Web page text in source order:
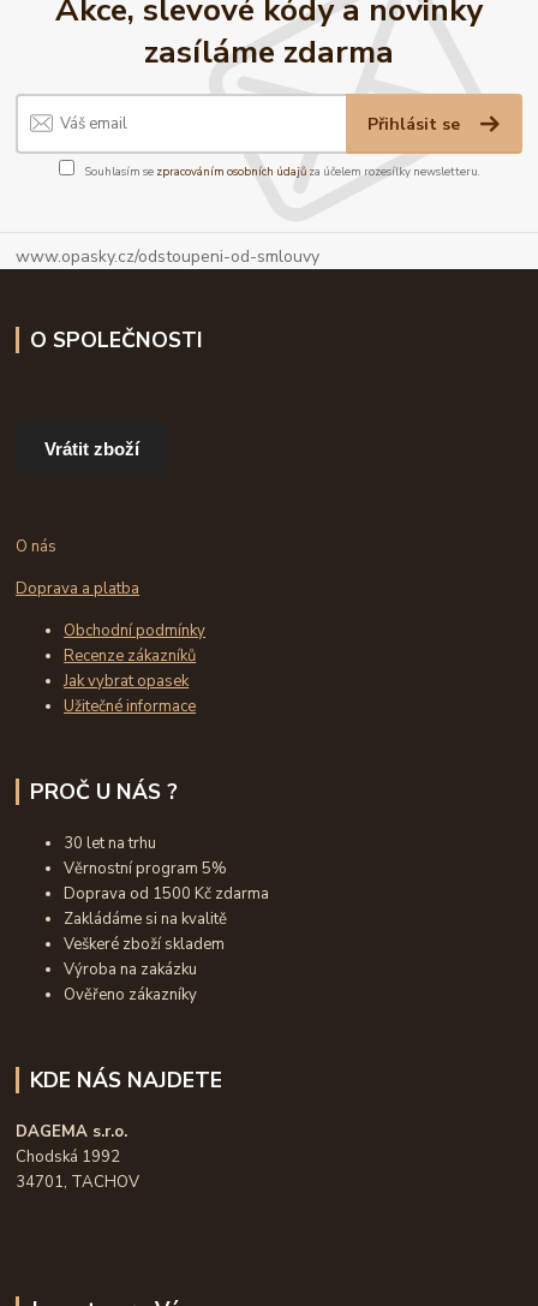
Akce, slevové kódy a novinky
zasíláme zdarma
Přihlásit se
Souhlasím se zpracováním osobních údajůza účelem rozesílky newsletteru.
www.opasky.cz/odstoupeni-od-smlouvy
O SPOLEČNOSTI
Vrátit zboží
O nás
Doprava a platba
Obchodní podmínky
Recenze zákazníků
Jak vybrat opasek
Užitečné informace
PROČ U NÁS ?
30 let na trhu
Věrnostní program 5%
Doprava od 1500 Kč zdarma
Zakládáme si na kvalitě
Veškeré zboží skladem
Výroba na zakázku
Ověřeno zákazníky
KDE NÁS NAJDETE
DAGEMA s.r.o.
Chodská 1992
34701, TACHOV